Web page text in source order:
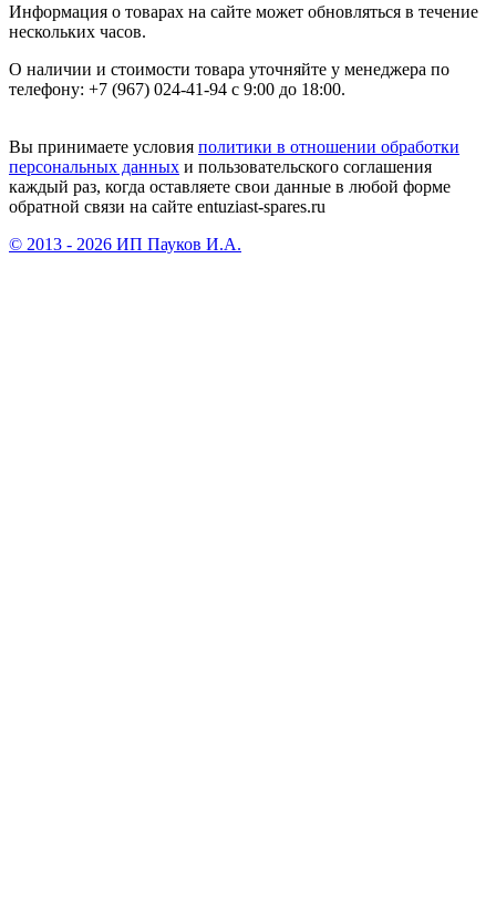
Информация о товарах на сайте может обновляться в течение
нескольких часов.
О наличии и стоимости товара уточняйте у менеджера по
телефону: +7 (967) 024-41-94 с 9:00 до 18:00.
Вы принимаете условия политики в отношении обработки
персональных данных и пользовательского соглашения
каждый раз, когда оставляете свои данные в любой форме
обратной связи на сайте entuziast-spares.ru
© 2013 - 2026 ИП Пауков И.А.